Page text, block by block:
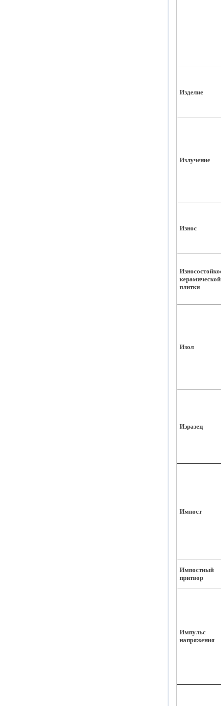
Изделие
Излучение
Износ
керамической
плитки
Изол
Изразец
Импост
Импостный
притвор
Импульс
напряжения